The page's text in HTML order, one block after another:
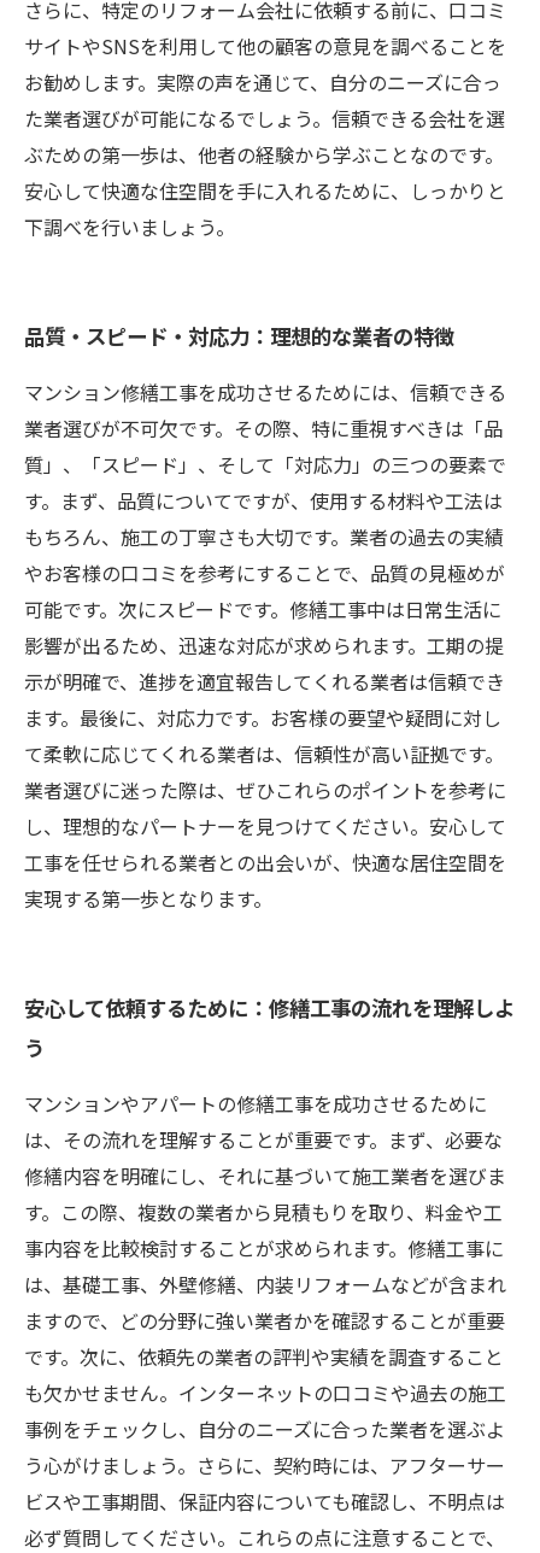
さらに、特定のリフォーム会社に依頼する前に、口コミ
サイトやSNSを利用して他の顧客の意見を調べることを
お勧めします。実際の声を通じて、自分のニーズに合っ
た業者選びが可能になるでしょう。信頼できる会社を選
ぶための第一歩は、他者の経験から学ぶことなのです。
安心して快適な住空間を手に入れるために、しっかりと
下調べを行いましょう。
品質・スピード・対応力：理想的な業者の特徴
マンション修繕工事を成功させるためには、信頼できる
業者選びが不可欠です。その際、特に重視すべきは「品
質」、「スピード」、そして「対応力」の三つの要素で
す。まず、品質についてですが、使用する材料や工法は
もちろん、施工の丁寧さも大切です。業者の過去の実績
やお客様の口コミを参考にすることで、品質の見極めが
可能です。次にスピードです。修繕工事中は日常生活に
影響が出るため、迅速な対応が求められます。工期の提
示が明確で、進捗を適宜報告してくれる業者は信頼でき
ます。最後に、対応力です。お客様の要望や疑問に対し
て柔軟に応じてくれる業者は、信頼性が高い証拠です。
業者選びに迷った際は、ぜひこれらのポイントを参考に
し、理想的なパートナーを見つけてください。安心して
工事を任せられる業者との出会いが、快適な居住空間を
実現する第一歩となります。
安心して依頼するために：修繕工事の流れを理解しよ
う
マンションやアパートの修繕工事を成功させるために
は、その流れを理解することが重要です。まず、必要な
修繕内容を明確にし、それに基づいて施工業者を選びま
す。この際、複数の業者から見積もりを取り、料金や工
事内容を比較検討することが求められます。修繕工事に
は、基礎工事、外壁修繕、内装リフォームなどが含まれ
ますので、どの分野に強い業者かを確認することが重要
です。次に、依頼先の業者の評判や実績を調査すること
も欠かせません。インターネットの口コミや過去の施工
事例をチェックし、自分のニーズに合った業者を選ぶよ
う心がけましょう。さらに、契約時には、アフターサー
ビスや工事期間、保証内容についても確認し、不明点は
必ず質問してください。これらの点に注意することで、